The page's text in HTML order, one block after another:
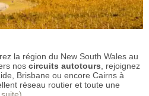
la région du New South Wales au
nos circuits autotours , rejoignez
Brisbane ou encore Cairns à
réseau routier et toute une